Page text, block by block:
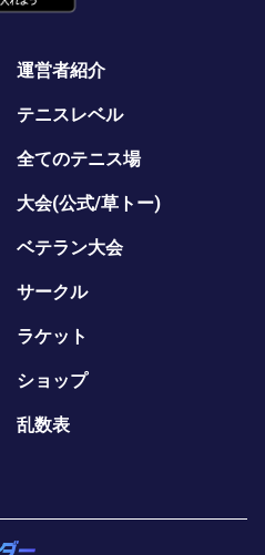
運営者紹介
テニスレベル
全てのテニス場
大会(公式/草トー)
ベテラン大会
サークル
ラケット
ショップ
乱数表